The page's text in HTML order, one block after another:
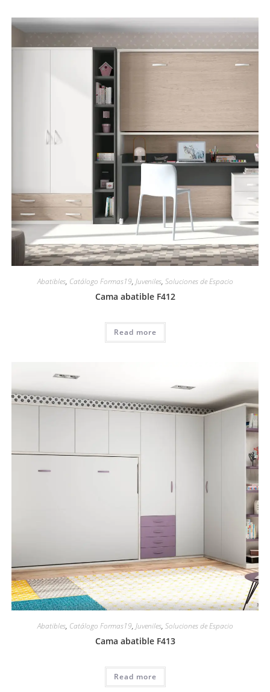
Abatibles, Catálogo Formas19, Juveniles, Soluciones de Espacio
Cama abatible F412
Read more
Abatibles, Catálogo Formas19, Juveniles, Soluciones de Espacio
Cama abatible F413
Read more